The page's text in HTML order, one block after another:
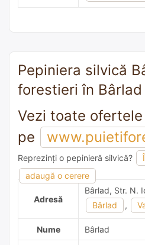
Pepiniera silvică
forestieri în Bârlad
Vezi toate
pe
Reprezinți o pepinieră silvică?
adaugă o cerere
adaugă o recomandare
Adresă
Bârlad, Str. N.
Bârlad
,
Nume Bârlad